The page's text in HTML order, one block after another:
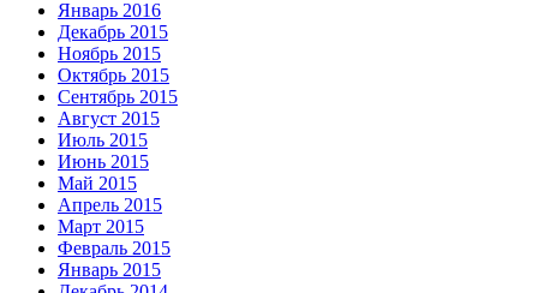
Январь 2016
Декабрь 2015
Ноябрь 2015
Октябрь 2015
Сентябрь 2015
Август 2015
Июль 2015
Июнь 2015
Май 2015
Апрель 2015
Март 2015
Февраль 2015
Январь 2015